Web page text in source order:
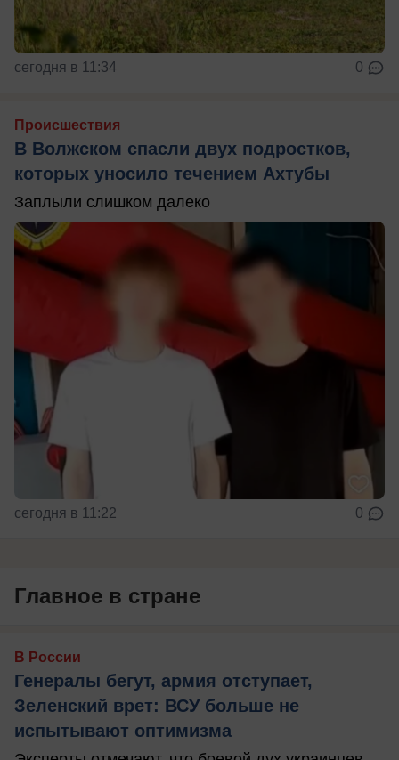
сегодня в 11:34 0
Происшествия
В Волжском спасли двух подростков,
которых уносило течением Ахтубы
Заплыли слишком далеко
сегодня в 11:22 0
Главное в стране
В России
Генералы бегут, армия отступает,
Зеленский врет: ВСУ больше не
испытывают оптимизма